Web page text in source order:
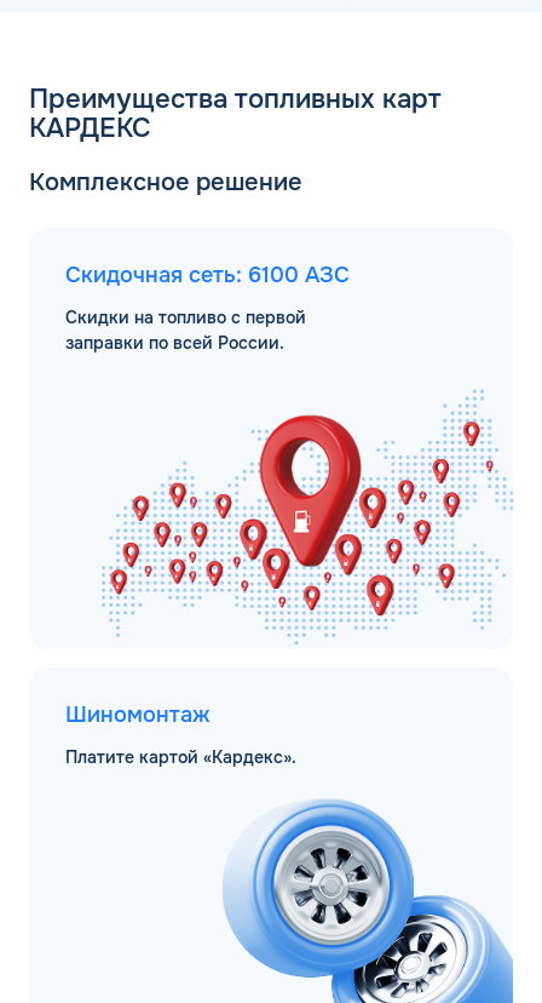
Преимущества топливных карт
КАРДЕКС
Комплексное решение
Скидочная сеть: 6100 АЗС
Скидки на топливо с первой
заправки по всей России.
Шиномонтаж
Платите картой «Кардекс».